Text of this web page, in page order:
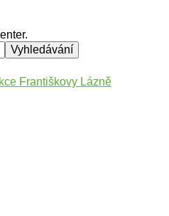
Františkovy Lázně